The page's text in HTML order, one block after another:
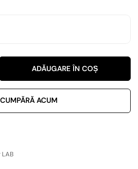
ADĂUGARE ÎN COȘ
CUMPĂRĂ ACUM
LAB